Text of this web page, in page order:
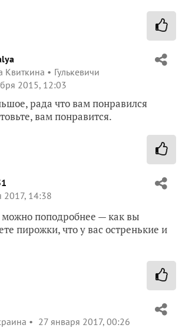
Квиткина
Гулькевичи
2015, 12:03
рада что вам понравился
вам понравится.
2017, 14:38
можно поподробнее — как вы
пирожки, что у вас остренькие и
27 января 2017, 00:26